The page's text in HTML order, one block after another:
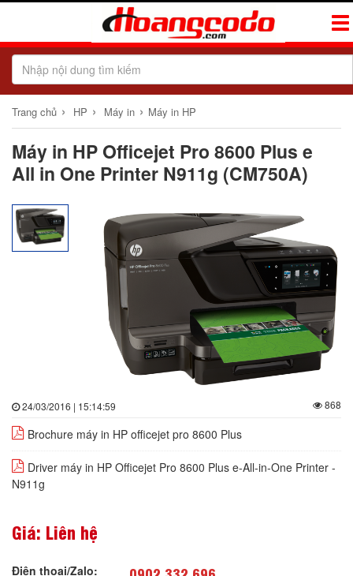
Trang chủ › HP › Máy in › Máy in HP
Máy in HP Officejet Pro 8600 Plus e
All in One Printer N911g (CM750A)
24/03/2016 | 15:14:59 868
Brochure máy in HP officejet pro 8600 Plus
Driver máy in HP Officejet Pro 8600 Plus e-All-in-One Printer -
N911g
Giá: Liên hệ
Điện thoại/Zalo: